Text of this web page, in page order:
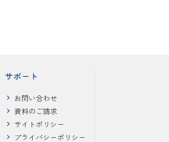
サポート
お問い合わせ
資料のご請求
サイトポリシー
プライバシーポリシー